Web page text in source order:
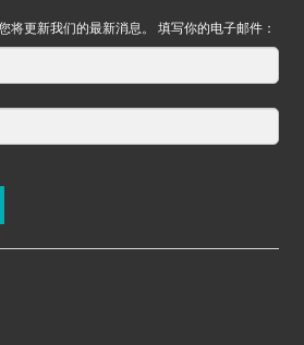
将更新我们的最新消息。 填写你的电子邮件：